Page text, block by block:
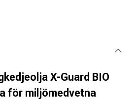
X-Guard BIO
för miljömedvetna